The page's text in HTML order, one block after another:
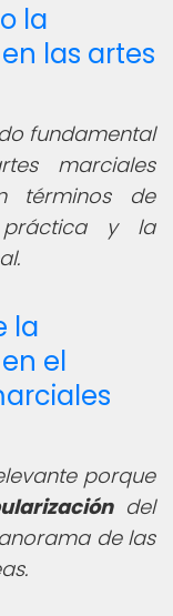
la
las artes
fundamental
marciales
términos de
y la
la
el
porque
del
de las